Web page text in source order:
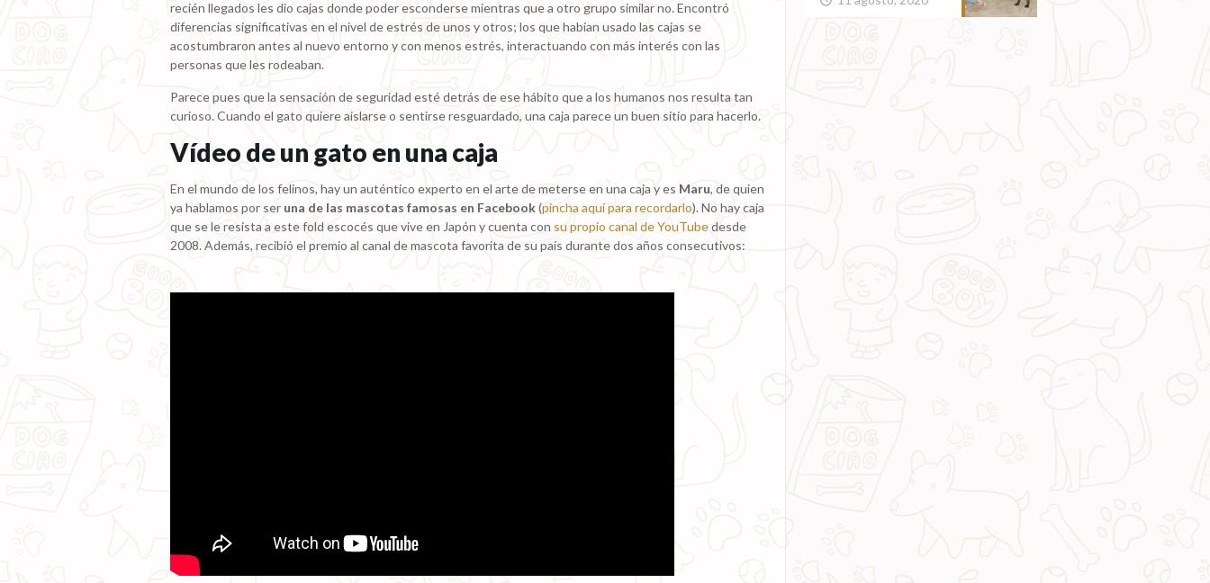
recién llegados les dio cajas donde poder esconderse mientras que a otro grupo similar no. Encontró
diferencias significativas en el nivel de estrés de unos y otros; los que habían usado las cajas se
acostumbraron antes al nuevo entorno y con menos estrés, interactuando con más interés con las
personas que les rodeaban.
Parece pues que la sensación de seguridad esté detrás de ese hábito que a los humanos nos resulta tan
curioso. Cuando el gato quiere aislarse o sentirse resguardado, una caja parece un buen sitio para hacerlo.
Vídeo de un gato en una caja
En el mundo de los felinos, hay un auténtico experto en el arte de meterse en una caja y es Maru, de quien
ya hablamos por ser una de las mascotas famosas en Facebook(pincha aquí para recordarlo). No hay caja
que se le resista a este fold escocés que vive en Japón y cuenta con su propio canal de YouTubedesde
2008. Además, recibió el premio al canal de mascota favorita de su país durante dos años consecutivos: